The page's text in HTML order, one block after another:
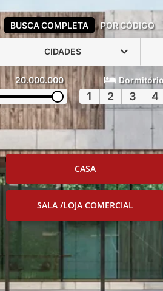
BUSCA COMPLETA POR CÓDIGO
CIDADES
20.000.000
1 2 3 4
CASA
SALA /LOJA COMERCIAL